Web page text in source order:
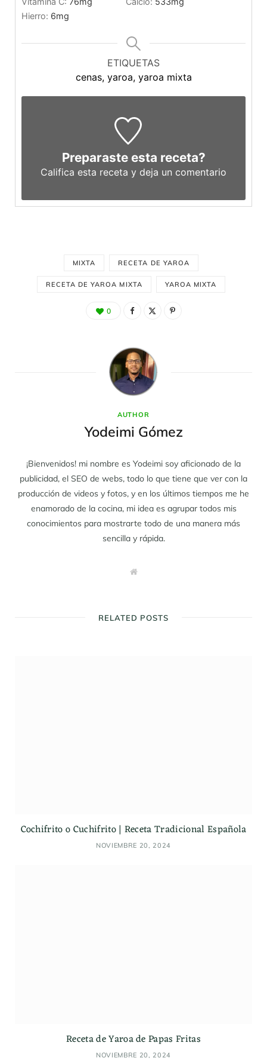
Hierro: 6mg
ETIQUETAS
cenas, yaroa, yaroa mixta
Preparaste esta receta?
Califica esta receta y deja un comentario
MIXTA RECETA DE YAROA
RECETA DE YAROA MIXTA YAROA MIXTA
0
AUTHOR
Yodeimi Gómez
¡Bienvenidos! mi nombre es Yodeimi soy aficionado de la
publicidad, el SEO de webs, todo lo que tiene que ver con la
producción de videos y fotos, y en los últimos tiempos me he
enamorado de la cocina, mi idea es agrupar todos mis
conocimientos para mostrarte todo de una manera más
sencilla y rápida.
W
RELATED POSTS
Cochifrito o Cuchifrito | Receta Tradicional Española
NOVIEMBRE 20, 2024
Receta de Yaroa de Papas Fritas
NOVIEMBRE 20, 2024